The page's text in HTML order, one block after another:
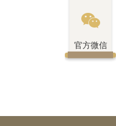

官方微信